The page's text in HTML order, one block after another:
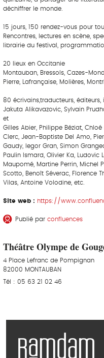
déchiffrer le monde.
15 jours, 150 rendez-vous pour
Rencontres, lectures en scène,
librairie du festival,
20 lieux en Occitanie
Montauban, Bressols, Cazes-
Pierre, Lafrançaise, Molières,
80 écrivains,traducteurs, éditeurs,
Jakuta Alikavazovic, Sylvain
et
Gilles Abier, Philippe Béziat,
Clerc, Jean-Baptiste Del Amo,
Gaudy, Iegor Gran, Simon
Paulin Ismard, Olivier Ka, Ludovic
Maupomé, Martine Perrin, Michel
Scotto, Benoît Séverac, Florence
Vilas, Antoine Volodine, etc.
Site web : https://
Publié par confluences
Théâtre Olympe de
4 Place Lefranc de Pompignan
82000 MONTAUBAN
Tél : 05 63 21 02 46